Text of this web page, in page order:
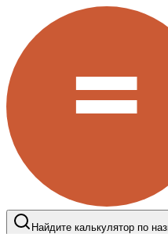
Найдите калькулятор по